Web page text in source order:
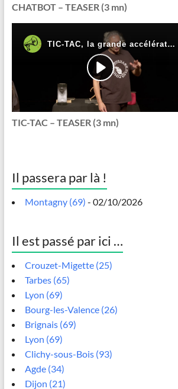
CHATBOT – TEASER (3 mn)
TIC-TAC – TEASER (3 mn)
Il passera par là !
Montagny (69) - 02/10/2026
Il est passé par ici …
Crouzet-Migette (25)
Tarbes (65)
Lyon (69)
Bourg-les-Valence (26)
Brignais (69)
Lyon (69)
Clichy-sous-Bois (93)
Agde (34)
Dijon (21)